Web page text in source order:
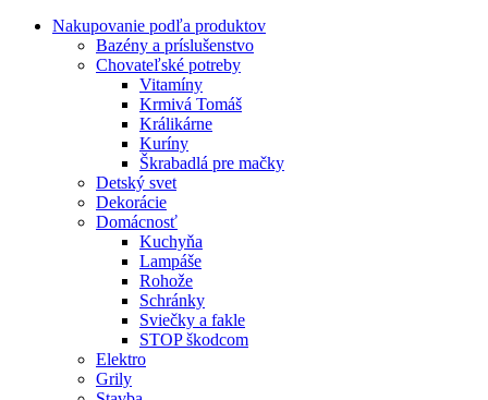
Nakupovanie podľa produktov
Bazény a príslušenstvo
Chovateľské potreby
Vitamíny
Krmivá Tomáš
Králikárne
Kuríny
Škrabadlá pre mačky
Detský svet
Dekorácie
Domácnosť
Kuchyňa
Lampáše
Rohože
Schránky
Sviečky a fakle
STOP škodcom
Elektro
Grily